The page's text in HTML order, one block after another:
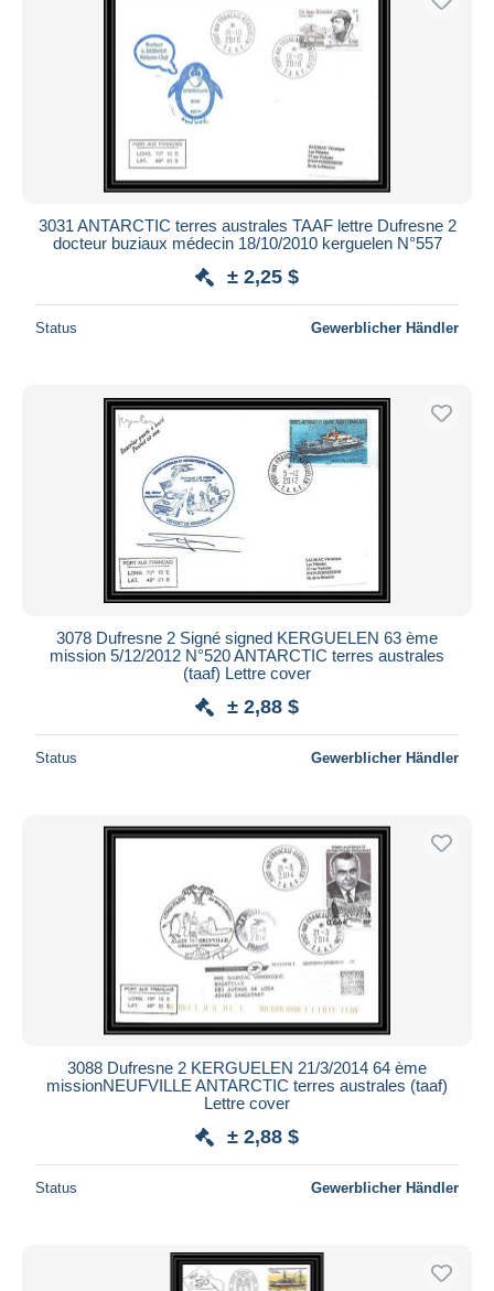
3031 ANTARCTIC terres australes TAAF lettre Dufresne 2
docteur buziaux médecin 18/10/2010 kerguelen N°557
± 2,25 $
Status Gewerblicher Händler
3078 Dufresne 2 Signé signed KERGUELEN 63 ème
mission 5/12/2012 N°520 ANTARCTIC terres australes
(taaf) Lettre cover
± 2,88 $
Status Gewerblicher Händler
3088 Dufresne 2 KERGUELEN 21/3/2014 64 ème
missionNEUFVILLE ANTARCTIC terres australes (taaf)
Lettre cover
± 2,88 $
Status Gewerblicher Händler